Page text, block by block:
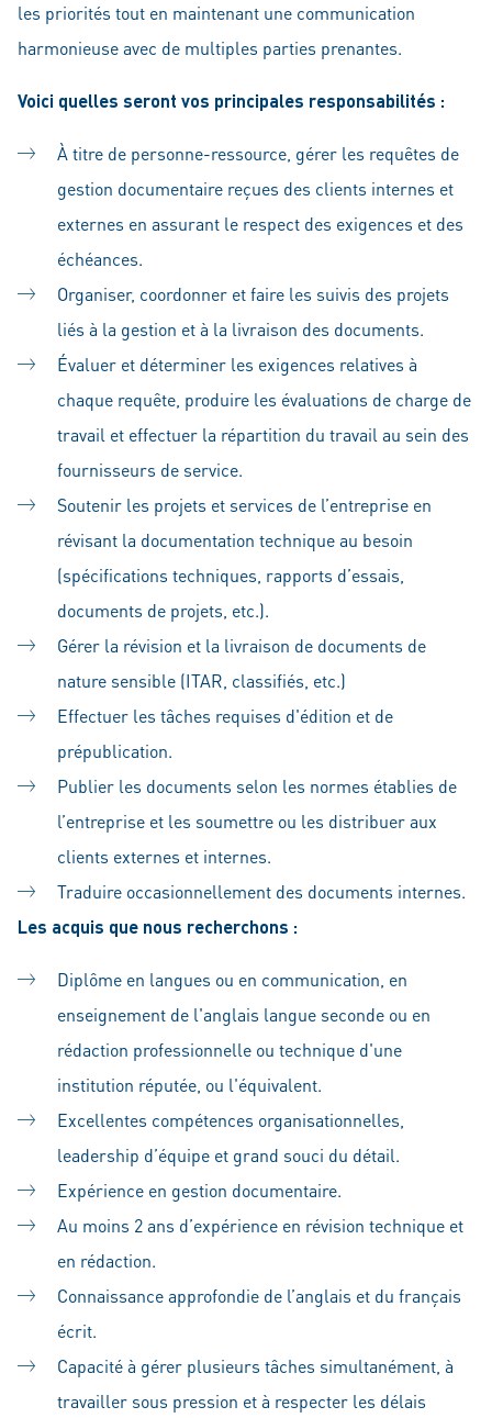
les priorités tout en maintenant une communication
harmonieuse avec de multiples parties prenantes.
Voici quelles seront vos principales responsabilités :
À titre de personne-ressource, gérer les requêtes de
gestion documentaire reçues des clients internes et
externes en assurant le respect des exigences et des
échéances.
Organiser, coordonner et faire les suivis des projets
liés à la gestion et à la livraison des documents.
Évaluer et déterminer les exigences relatives à
chaque requête, produire les évaluations de charge de
travail et effectuer la répartition du travail au sein des
fournisseurs de service.
Soutenir les projets et services de l’entreprise en
révisant la documentation technique au besoin
(spécifications techniques, rapports d’essais,
documents de projets, etc.).
Gérer la révision et la livraison de documents de
nature sensible (ITAR, classifiés, etc.)
Effectuer les tâches requises d'édition et de
prépublication.
Publier les documents selon les normes établies de
l’entreprise et les soumettre ou les distribuer aux
clients externes et internes.
Traduire occasionnellement des documents internes.
Les acquis que nous recherchons :
Diplôme en langues ou en communication, en
enseignement de l'anglais langue seconde ou en
rédaction professionnelle ou technique d'une
institution réputée, ou l'équivalent.
Excellentes compétences organisationnelles,
leadership d’équipe et grand souci du détail.
Expérience en gestion documentaire.
Au moins 2 ans d’expérience en révision technique et
en rédaction.
Connaissance approfondie de l’anglais et du français
écrit.
Capacité à gérer plusieurs tâches simultanément, à
travailler sous pression et à respecter les délais